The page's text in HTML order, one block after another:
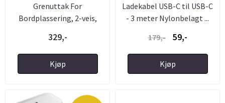
Grenuttak For
Bordplassering, 2-veis,
329,-
Kjøp
Ladekabel USB-C til USB-C
- 3 meter Nylonbelagt ...
179,-
59,-
Kjøp